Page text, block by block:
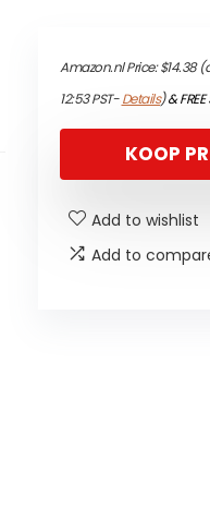
Amazon.nl Price:$14.38
12:53 PST-Details)&
KOOP
Add to wishlist
Add to